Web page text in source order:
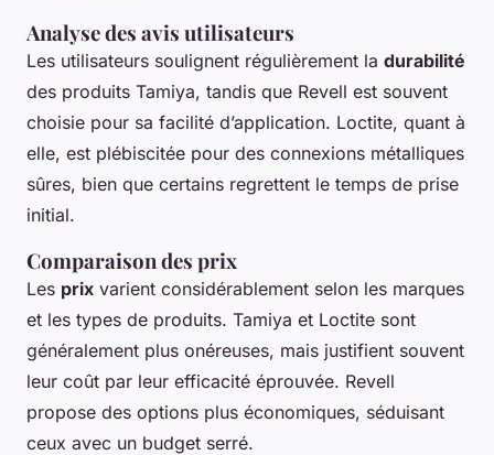
Analyse des avis utilisateurs
Les utilisateurs soulignent régulièrement la durabilité
des produits Tamiya, tandis que Revell est souvent
choisie pour sa facilité d’application. Loctite, quant à
elle, est plébiscitée pour des connexions métalliques
sûres, bien que certains regrettent le temps de prise
initial.
Comparaison des prix
Les prix varient considérablement selon les marques
et les types de produits. Tamiya et Loctite sont
généralement plus onéreuses, mais justifient souvent
leur coût par leur efficacité éprouvée. Revell
propose des options plus économiques, séduisant
ceux avec un budget serré.